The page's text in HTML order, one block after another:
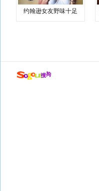
约翰逊女友野味十足